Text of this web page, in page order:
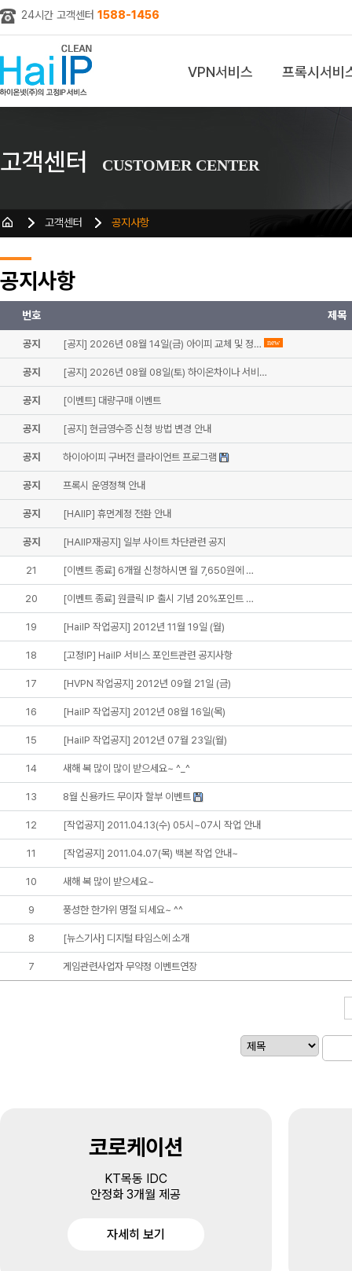
24시간 고객센터 1588-1456
VPN서비스 프록시서비
고객센터 CUSTOMER CENTER
고객센터 공지사항
공지사항
번호 제목
공지 [공지] 2026년 08월 14일(금) 아이피 교체 및 정… new
공지 [공지] 2026년 08월 08일(토) 하이온차이나 서비…
공지 [이벤트] 대량구매 이벤트
공지 [공지] 현금영수증 신청 방법 변경 안내
공지 하이아이피 구버전 클라이언트 프로그램
공지 프록시 운영정책 안내
공지 [HAIIP] 휴먼계정 전환 안내
공지 [HAIIP재공지] 일부 사이트 차단관련 공지
21 [이벤트 종료] 6개월 신청하시면 월 7,650원에 …
20 [이벤트 종료] 원클릭 IP 출시 기념 20%포인트 …
19 [HaiIP 작업공지] 2012년 11월 19일 (월)
18 [고정IP] HaiIP 서비스 포인트관련 공지사항
17 [HVPN 작업공지] 2012년 09월 21일 (금)
16 [HaiIP 작업공지] 2012년 08월 16일(목)
15 [HaiIP 작업공지] 2012년 07월 23일(월)
14 새해 복 많이 많이 받으세요~ ^_^
13 8월 신용카드 무이자 할부 이벤트
12 [작업공지] 2011.04.13(수) 05시~07시 작업 안내
11 [작업공지] 2011.04.07(목) 백본 작업 안내~
10 새해 복 많이 받으세요~
9 풍성한 한가위 명절 되세요~ ^^
8 [뉴스기사] 디지털 타임스에 소개
7 게임관련사업자 무약정 이벤트연장
코로케이션
KT목동 IDC
안정화 3개월 제공
자세히 보기